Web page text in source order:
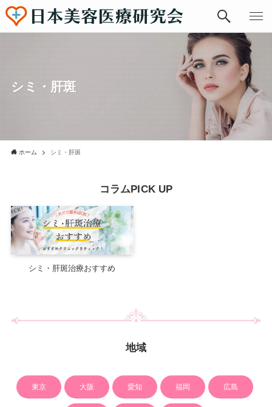
シミ・肝斑
ホーム シミ・肝斑
コラムPICK UP
シミ・肝斑治療おすすめ
地域
東京 大阪 愛知 福岡 広島